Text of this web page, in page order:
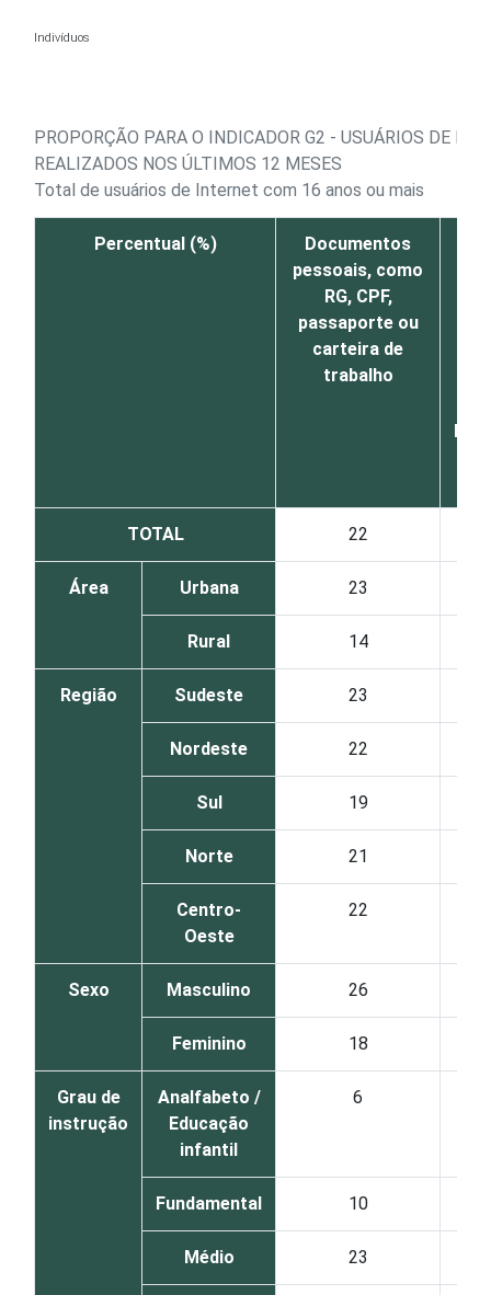
Indivíduos
PROPORÇÃO PARA O INDICADOR G2 - USUÁRIOS DE
REALIZADOS NOS ÚLTIMOS 12 MESES
Total de usuários de Internet com 16 anos ou mais
Percentual (%)
Documentos
pessoais, como
RG, CPF,
passaporte ou
carteira de
trabalho
TOTAL 22
Área Urbana 23
Rural 14
Região Sudeste 23
Nordeste 22
Sul 19
Norte 21
Centro-
Oeste
22
Sexo Masculino 26
Feminino 18
Grau de
instrução
Analfabeto /
Educação
infantil
6
Fundamental 10
Médio 23